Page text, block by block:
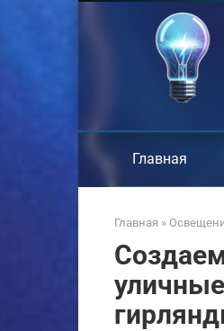
Главная
Главная »